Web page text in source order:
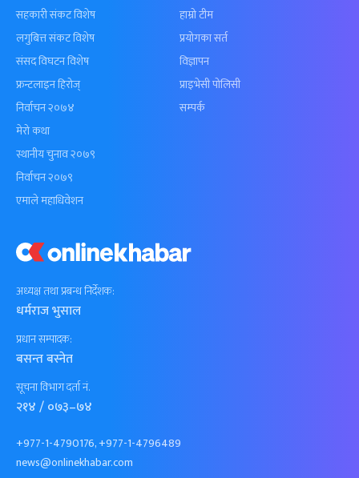
अध्यक्ष तथा प्रबन्ध निर्देशक:
धर्मराज भुसाल
प्रधान सम्पादक:
बसन्त बस्नेत
सूचना विभाग दर्ता नं.
२१४ / ०७३–७४
+977-1-4790176, +977-1-4796489
news@onlinekhabar.com
सहकारी संकट विशेष
लगुबित्त संकट विशेष
संसद विघटन विशेष
फ्रन्टलाइन हिरोज्
निर्वाचन २०७४
मेरो कथा
स्थानीय चुनाव २०७९
निर्वाचन २०७९
एमाले महाधिवेशन
हाम्रो टीम
प्रयोगका सर्त
विज्ञापन
प्राइभेसी पोलिसी
सम्पर्क